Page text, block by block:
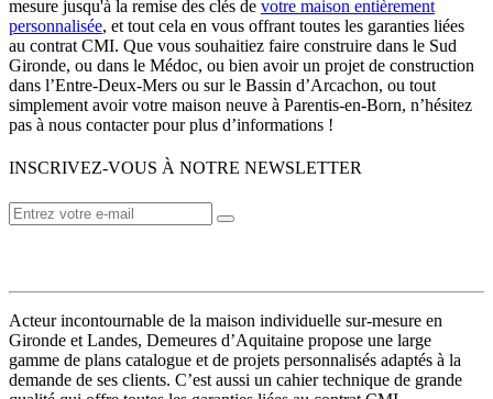
mesure jusqu'à la remise des clés de votre maison entièrement
personnalisée, et tout cela en vous offrant toutes les garanties liées
au contrat CMI. Que vous souhaitiez faire construire dans le Sud
Gironde, ou dans le Médoc, ou bien avoir un projet de construction
dans l’Entre-Deux-Mers ou sur le Bassin d’Arcachon, ou tout
simplement avoir votre maison neuve à Parentis-en-Born, n’hésitez
pas à nous contacter pour plus d’informations !
INSCRIVEZ-VOUS À NOTRE NEWSLETTER
Acteur incontournable de la maison individuelle sur-mesure en
Gironde et Landes, Demeures d’Aquitaine propose une large
gamme de plans catalogue et de projets personnalisés adaptés à la
demande de ses clients. C’est aussi un cahier technique de grande